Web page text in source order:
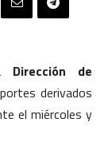
Dirección de
derivados
el miércoles y